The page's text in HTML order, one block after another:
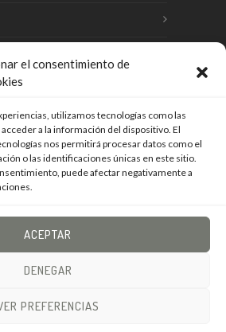
el consentimiento de
utilizamos tecnologías como las
a la información del dispositivo. El
nos permitirá procesar datos como el
o las identificaciones únicas en este sitio.
puede afectar negativamente a
ACEPTAR
DENEGAR
PREFERENCIAS
2026 Landem